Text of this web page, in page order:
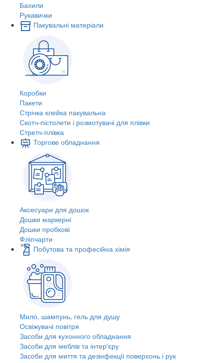
Бахили
Рукавички
Пакувальні матеріали
Коробки
Пакети
Стрічка клейка пакувальна
Скотч-пістолети і розмотувачі для плівки
Стретч-плівка
Торгове обладнання
Аксесуари для дошок
Дошки маркерні
Дошки пробкові
Фліпчарти
Побутова та професійна хімія
Мило, шампунь, гель для душу
Освіжувачі повітря
Засоби для кухонного обладнання
Засоби для меблів та інтер'єру
Засоби для миття та дезінфекції поверхонь і рук